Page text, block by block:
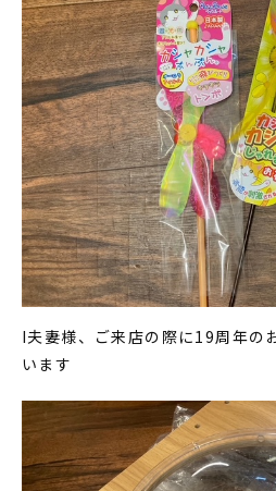
I夫妻様、ご来店の際に19周年の
います